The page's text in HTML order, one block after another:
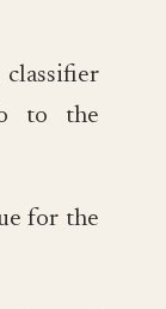
to the
for the